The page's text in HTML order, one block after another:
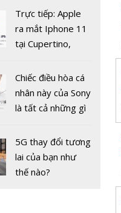
Chuyển đổi số -
Nên hiểu như thế
nào cho đúng
Chống thất thu
thuế là thách thức
lớn đối với nền
tranh cãi về nguồn
gốc
Trực tiếp: Apple
ra mắt Iphone 11
tại Cupertino,
Chiếc điều hòa cá
nhân này của Sony
là tất cả những gì
sót qua mùa hè
nóng nực
5G thay đổi tương
lai của bạn như
thế nào?